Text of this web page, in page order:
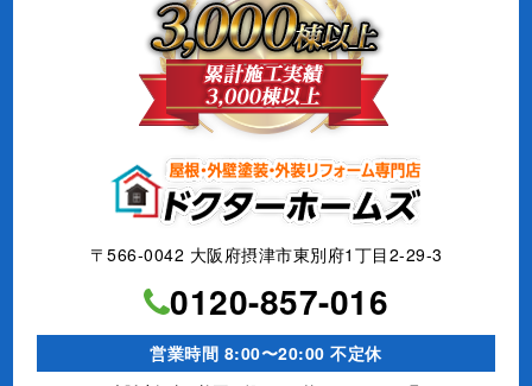
〒566-0042 大阪府摂津市東別府1丁目2-29-3
0120-857-016
営業時間 8:00〜20:00 不定休